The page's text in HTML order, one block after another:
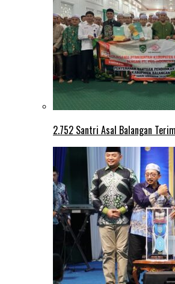
2.752 Santri Asal Balangan